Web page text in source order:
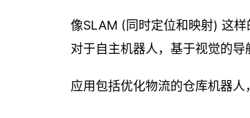
像SLAM (同时定位和映射) 这样
对于自主机器人，基于视觉的导
应用包括优化物流的仓库机器人